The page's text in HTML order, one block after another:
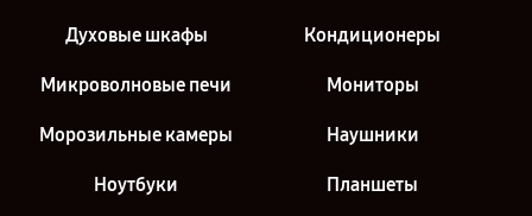
Духовые шкафы Кондиционеры
Микроволновые печи Мониторы
Морозильные камеры Наушники
Ноутбуки Планшеты